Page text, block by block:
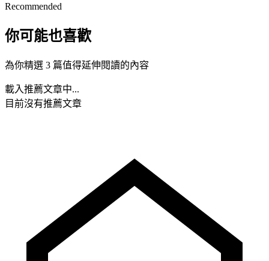
Recommended
你可能也喜歡
為你精選 3 篇值得延伸閱讀的內容
載入推薦文章中...
目前沒有推薦文章